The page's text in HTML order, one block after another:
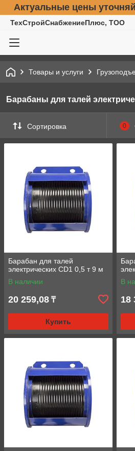
Актуальные цены
ТехСтройСнабжениеПлюс, ТОО
Товары и услуги
Барабаны для талей
Сортировка 0
Барабан для талей
электрических CD1 0,5 т 9 м
В наличии
20 259,08 ₸
Купить
В
18